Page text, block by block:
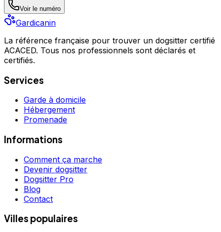
Voir le numéro
Gardicanin
La référence française pour trouver un dogsitter certifié
ACACED. Tous nos professionnels sont déclarés et
certifiés.
Services
Garde à domicile
Hébergement
Promenade
Informations
Comment ça marche
Devenir dogsitter
Dogsitter Pro
Blog
Contact
Villes populaires